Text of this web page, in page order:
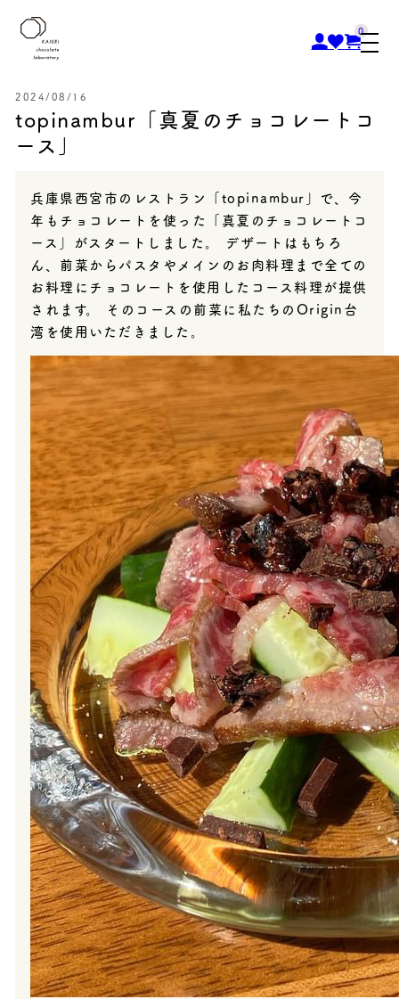
0
2024/08/16
topinambur「真夏のチョコレートコ
ース」
兵庫県西宮市のレストラン「topinambur」で、今
年もチョコレートを使った「真夏のチョコレートコ
ース」がスタートしました。 デザートはもちろ
ん、前菜からパスタやメインのお肉料理まで全ての
お料理にチョコレートを使用したコース料理が提供
されます。 そのコースの前菜に私たちのOrigin台
湾を使用いただきました。